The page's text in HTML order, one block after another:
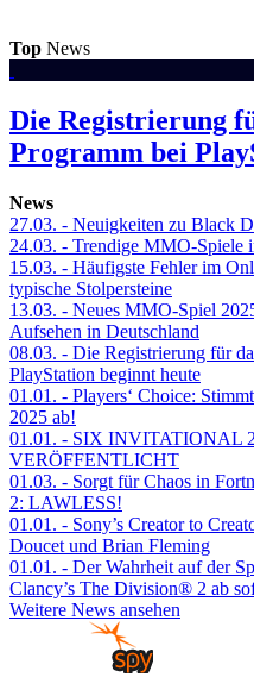
Top News
Die Registrierung
Programm bei
News
27.03. - Neuigkeiten zu Black
24.03. - Trendige MMO-Spiele
15.03. - Häufigste Fehler im
typische Stolpersteine
13.03. - Neues MMO-Spiel
Aufsehen in Deutschland
08.03. - Die Registrierung für
PlayStation beginnt heute
01.01. - Players‘ Choice:
2025 ab!
01.01. - SIX INVITATIONAL
VERÖFFENTLICHT
01.03. - Sorgt für Chaos in
2: LAWLESS!
01.01. - Sony’s Creator to
Doucet und Brian Fleming
01.01. - Der Wahrheit auf der
Clancy’s The Division® 2 ab
Weitere News ansehen